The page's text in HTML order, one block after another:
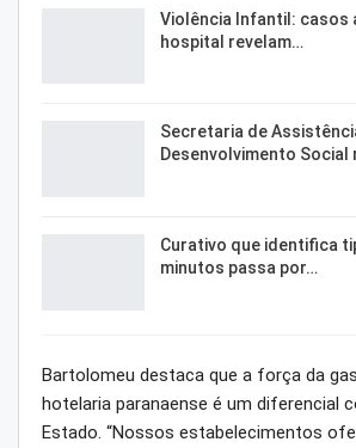
Violência Infantil: casos
hospital revelam…
Secretaria de
Desenvolvimento Social
Curativo que identifica
minutos passa por…
Bartolomeu destaca que a força da
hotelaria paranaense é um diferencial
Estado. “Nossos estabelecimentos